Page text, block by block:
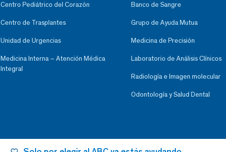
Centro Pediátrico del Corazón
Centro de Trasplantes
Unidad de Urgencias
Medicina Interna – Atención Médica
Integral
Banco de Sangre
Grupo de Ayuda Mutua
Medicina de Precisión
Laboratorio de Análisis Clínicos
Radiología e Imagen molecular
Odontología y Salud Dental